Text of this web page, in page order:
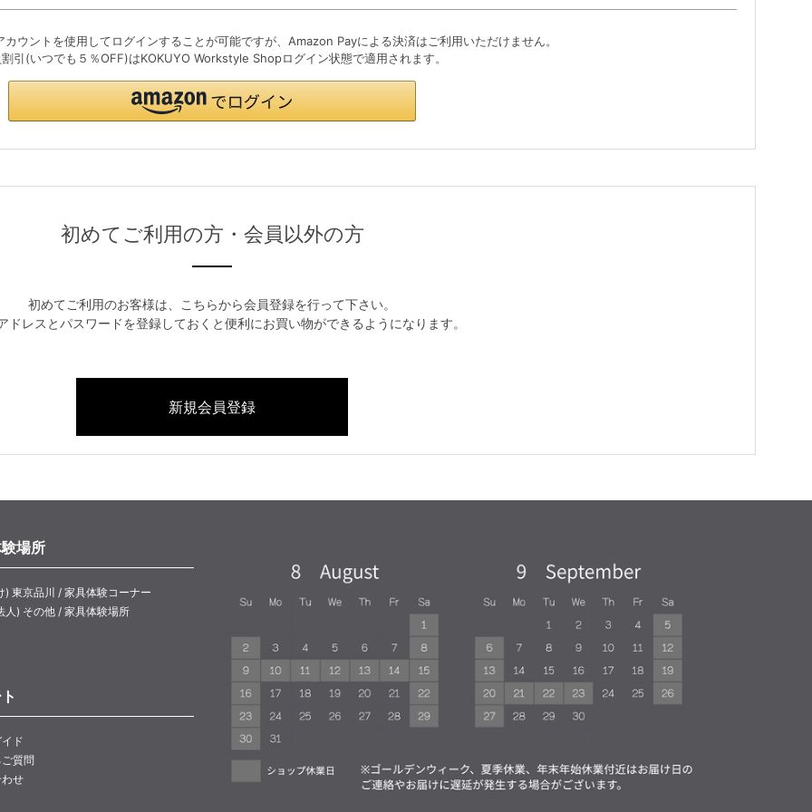
初めてご利用の方・会員以外の方
初めてご利用のお客様は、こちらから会員登録を行って下さい。
ドレスとパスワードを登録しておくと便利にお買い物ができるようになります。
場所
) 東京品川 / 家具体験コーナー
人) その他 / 家具体験場所
ド
質問
せ